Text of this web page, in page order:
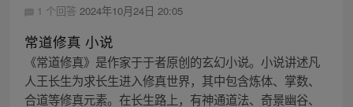
1 个回答 2024年10月24日 20:05
常道修真 小说
《常道修真》是作家于于者原创的玄幻小说。小说讲述凡
人王长生为求长生进入修真世界，其中包含炼体、掌数、
合道等修真元素。在长生路上，有神通道法、奇景幽谷、